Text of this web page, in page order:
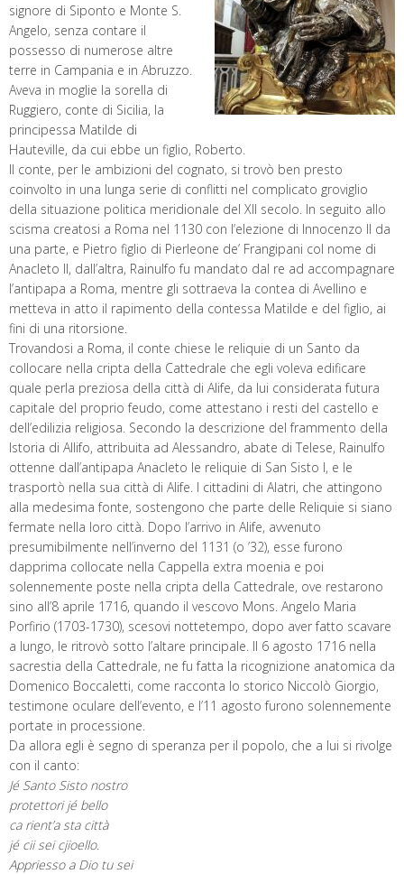
signore di Siponto e Monte S.
Angelo, senza contare il
possesso di numerose altre
terre in Campania e in Abruzzo.
Aveva in moglie la sorella di
Ruggiero, conte di Sicilia, la
principessa Matilde di
Hauteville, da cui ebbe un figlio, Roberto.
Il conte, per le ambizioni del cognato, si trovò ben presto
coinvolto in una lunga serie di conflitti nel complicato groviglio
della situazione politica meridionale del XII secolo. In seguito allo
scisma creatosi a Roma nel 1130 con l’elezione di Innocenzo II da
una parte, e Pietro figlio di Pierleone de’ Frangipani col nome di
Anacleto II, dall’altra, Rainulfo fu mandato dal re ad accompagnare
l’antipapa a Roma, mentre gli sottraeva la contea di Avellino e
metteva in atto il rapimento della contessa Matilde e del figlio, ai
fini di una ritorsione.
Trovandosi a Roma, il conte chiese le reliquie di un Santo da
collocare nella cripta della Cattedrale che egli voleva edificare
quale perla preziosa della città di Alife, da lui considerata futura
capitale del proprio feudo, come attestano i resti del castello e
dell’edilizia religiosa. Secondo la descrizione del frammento della
Istoria di Allifo, attribuita ad Alessandro, abate di Telese, Rainulfo
ottenne dall’antipapa Anacleto le reliquie di San Sisto I, e le
trasportò nella sua città di Alife. I cittadini di Alatri, che attingono
alla medesima fonte, sostengono che parte delle Reliquie si siano
fermate nella loro città. Dopo l’arrivo in Alife, avvenuto
presumibilmente nell’inverno del 1131 (o ’32), esse furono
dapprima collocate nella Cappella extra moenia e poi
solennemente poste nella cripta della Cattedrale, ove restarono
sino all’8 aprile 1716, quando il vescovo Mons. Angelo Maria
Porfirio (1703-1730), scesovi nottetempo, dopo aver fatto scavare
a lungo, le ritrovò sotto l’altare principale. Il 6 agosto 1716 nella
sacrestia della Cattedrale, ne fu fatta la ricognizione anatomica da
Domenico Boccaletti, come racconta lo storico Niccolò Giorgio,
testimone oculare dell’evento, e l’11 agosto furono solennemente
portate in processione.
Da allora egli è segno di speranza per il popolo, che a lui si rivolge
con il canto:
Jé Santo Sisto nostro
protettori jé bello
ca rient’a sta città
jé cii sei cjioello.
Appriesso a Dio tu sei